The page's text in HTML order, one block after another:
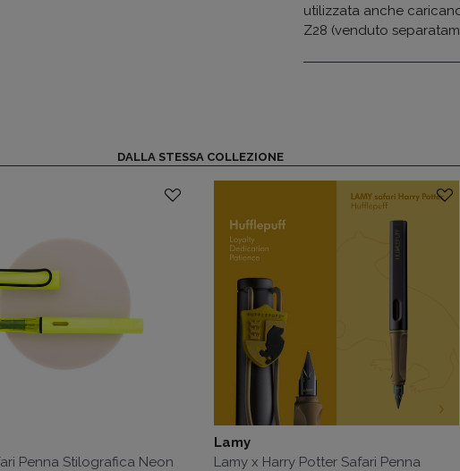
utilizzata anche
Z28 (venduto
DALLA STESSA COLLEZIONE
Penna Stilografica Neon
Lamy
Lamy x Harry Potter Safari Penna